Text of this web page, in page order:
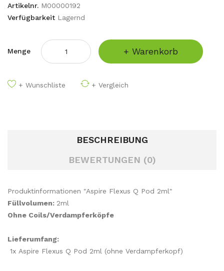
Artikelnr. M00000192
Verfügbarkeit Lagernd
Menge + Warenkorb
+ Wunschliste + Vergleich
BESCHREIBUNG
BEWERTUNGEN (0)
Produktinformationen "Aspire Flexus Q Pod 2ml"
Füllvolumen: 2ml
Ohne Coils/Verdampferköpfe
Lieferumfang:
1x Aspire Flexus Q Pod 2ml (ohne Verdampferkopf)